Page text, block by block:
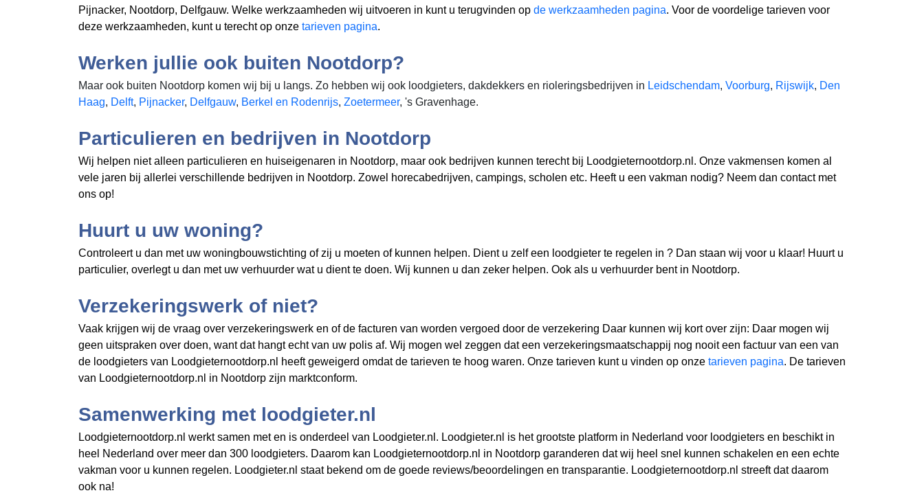
Pijnacker, Nootdorp, Delfgauw. Welke werkzaamheden wij uitvoeren in kunt u terugvinden op de werkzaamheden pagina. Voor de voordelige tarieven voor
deze werkzaamheden, kunt u terecht op onze tarieven pagina.
Werken jullie ook buiten Nootdorp?
Maar ook buiten Nootdorp komen wij bij u langs. Zo hebben wij ook loodgieters, dakdekkers en rioleringsbedrijven in Leidschendam, Voorburg, Rijswijk, Den
Haag, Delft, Pijnacker, Delfgauw, Berkel en Rodenrijs, Zoetermeer, 's Gravenhage.
Particulieren en bedrijven in Nootdorp
Wij helpen niet alleen particulieren en huiseigenaren in Nootdorp, maar ook bedrijven kunnen terecht bij Loodgieternootdorp.nl. Onze vakmensen komen al
vele jaren bij allerlei verschillende bedrijven in Nootdorp. Zowel horecabedrijven, campings, scholen etc. Heeft u een vakman nodig? Neem dan contact met
ons op!
Huurt u uw woning?
Controleert u dan met uw woningbouwstichting of zij u moeten of kunnen helpen. Dient u zelf een loodgieter te regelen in ? Dan staan wij voor u klaar! Huurt u
particulier, overlegt u dan met uw verhuurder wat u dient te doen. Wij kunnen u dan zeker helpen. Ook als u verhuurder bent in Nootdorp.
Verzekeringswerk of niet?
Vaak krijgen wij de vraag over verzekeringswerk en of de facturen van worden vergoed door de verzekering Daar kunnen wij kort over zijn: Daar mogen wij
geen uitspraken over doen, want dat hangt echt van uw polis af. Wij mogen wel zeggen dat een verzekeringsmaatschappij nog nooit een factuur van een van
de loodgieters van Loodgieternootdorp.nl heeft geweigerd omdat de tarieven te hoog waren. Onze tarieven kunt u vinden op onze tarieven pagina. De tarieven
van Loodgieternootdorp.nl in Nootdorp zijn marktconform.
Samenwerking met loodgieter.nl
Loodgieternootdorp.nl werkt samen met en is onderdeel van Loodgieter.nl. Loodgieter.nl is het grootste platform in Nederland voor loodgieters en beschikt in
heel Nederland over meer dan 300 loodgieters. Daarom kan Loodgieternootdorp.nl in Nootdorp garanderen dat wij heel snel kunnen schakelen en een echte
vakman voor u kunnen regelen. Loodgieter.nl staat bekend om de goede reviews/beoordelingen en transparantie. Loodgieternootdorp.nl streeft dat daarom
ook na!